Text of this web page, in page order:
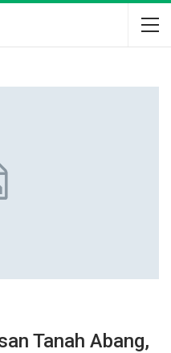
Tanah Abang,